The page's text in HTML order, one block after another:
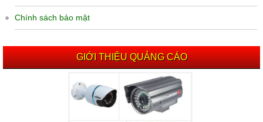
Chính sách bảo mật
GIỚI THIỆU QUẢNG CÁO